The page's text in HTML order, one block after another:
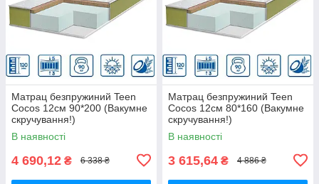
Матрац безпружиний Teen
Cocos 12см 90*200 (Вакумне
скручування!)
В наявності
4 690,12 ₴ 6 338 ₴
Матрац безпружиний Teen
Cocos 12см 80*160 (Вакумне
скручування!)
В наявності
3 615,64 ₴ 4 886 ₴